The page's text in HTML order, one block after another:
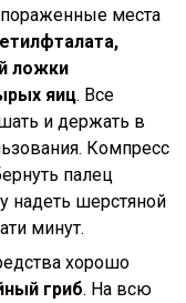
пораженные места
ложки
яиц. Все
и держать в
Компресс
палец
надеть шерстяной
минут.
хорошо
гриб. На всю